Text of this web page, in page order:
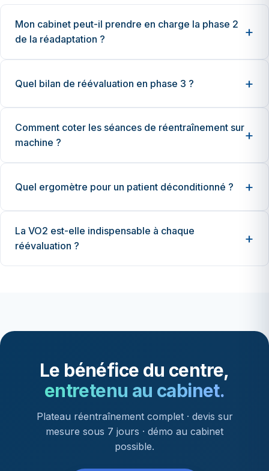
Mon cabinet peut-il prendre en charge la phase 2
de la réadaptation ?
Quel bilan de réévaluation en phase 3 ?
Comment coter les séances de réentraînement sur
machine ?
Quel ergomètre pour un patient déconditionné ?
La VO2 est-elle indispensable à chaque
réévaluation ?
Le bénéfice du centre,
entretenu au cabinet.
Plateau réentraînement complet · devis sur
mesure sous 7 jours · démo au cabinet
possible.